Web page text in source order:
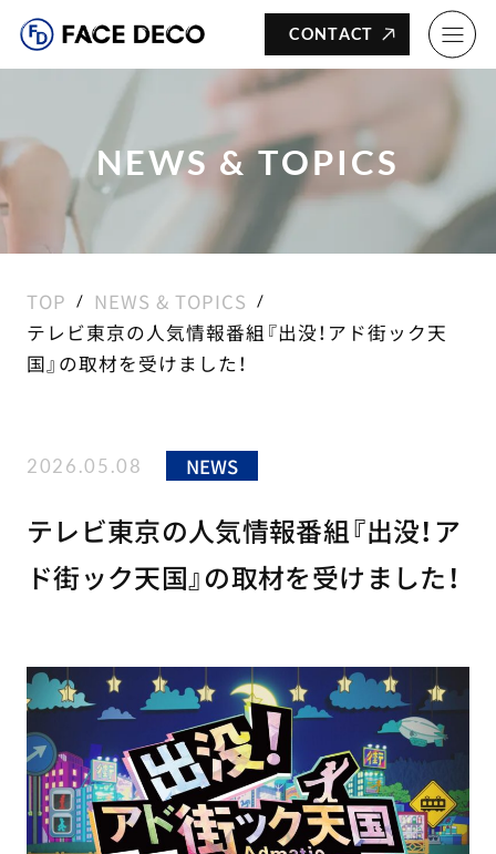
CONTACT
NEWS & TOPICS
TOP
NEWS & TOPICS
テレビ東京の人気情報番組『出没！アド街ック天
国』の取材を受けました！
テレビ東京の人気情報番組『出没！ア
ド街ック天国』の取材を受けました！
2026.05.08 NEWS